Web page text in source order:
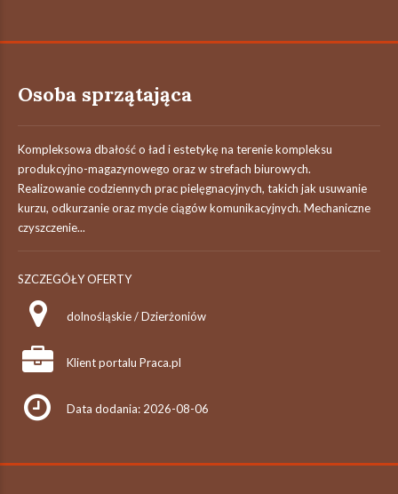
Osoba sprzątająca
Kompleksowa dbałość o ład i estetykę na terenie kompleksu
produkcyjno-magazynowego oraz w strefach biurowych.
Realizowanie codziennych prac pielęgnacyjnych, takich jak usuwanie
kurzu, odkurzanie oraz mycie ciągów komunikacyjnych. Mechaniczne
czyszczenie...
SZCZEGÓŁY OFERTY
dolnośląskie / Dzierżoniów
Klient portalu Praca.pl
Data dodania: 2026-08-06